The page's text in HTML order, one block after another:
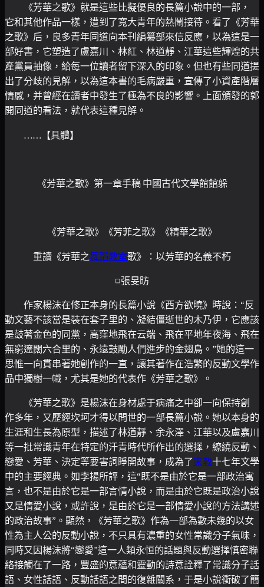
《芳華之歌》就是這些比擬優良的長篇小說中的一部，
它和其他作品一樣，遭到了寬大青年的熱鬧接待。看了《芳華
之歌》后，良多青年同道向本刊編纂部來信反應，以為這是一
部好書，它塑造了盧嘉川、林紅、林道靜、江華這些輝煌的共
產黨員抽像，給每一位讀者留下深入的印象。但也有些同道提
出了分歧的見解，以為這本書的毛病嚴重，宣傳了小資產階層
情感，并曾經在讀者中發生了極為不良的影響。上面頒發的郭
開同道的看法，就代表這種見解。
……【具體】
《芳華之歌》第一章手稿 中國古代文學館館躲
《芳華之歌》《芳菲之歌》《精華之歌》
重讀《芳華之舞蹈教室歌》：以芳華的名義不朽
□張旻昉
作家楊沫在修正本身的長篇小說《西方欲曉》時說：“反
動文藝不該當是裝在套子里的、凝結僵逝世的木乃伊，它應該
是鼓著金色的同黨，高窪地飛在云端、飛在平地年夜海、飛在
無窮遼闊六合里的、永遠鼓勵人們進步的金翅鳥。”她的這一
思惟一向貫串著她創作的一直，讓其著作在浩繁的反動文學作
品中獨樹一幟，尤其是她的代表作《芳華之歌》。
《芳華之歌》是楊沫在身材處于病痛之中卻一向保持創
作多年，又歷經坎坷才得以問世的一部長篇小說。她以本身的
生涯和生長為原型，描述了林道靜、余永澤、江華以及盧嘉川
等一批常識青年在特定的汗青時代所作出的選擇，繚繞反動、
戀愛、芳華、決定等要害詞睜開故事，成為了家教十七年文學
中的主要經典。如李揚所評，這“既不是由於它是一部政治寓
言，也不是由於它是一部言情小說，而是由於它既是政治小說
又是情愛小說，或許說，是由於它是一部情愛小說的方法講述
的政治故事”。顯然，《芳華之歌》作為一部為數未幾的以女
性為主人公的反動小說，不只具有濃重的女性常識分子氣味，
同時又因楊沫將“戀愛”這一人類永恒的話題與反動選擇慎密聯
絡接觸在了一路，豐盛的意蘊和靈動的詩意詮釋了常識分子話
語、女性話語、反動話語之間的復雜關系，于是小說衝破了簡